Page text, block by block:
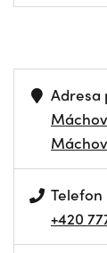
Adresa
Telefon
+420